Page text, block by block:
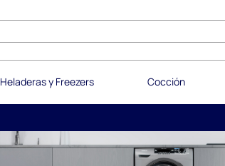
Heladeras y Freezers Cocción